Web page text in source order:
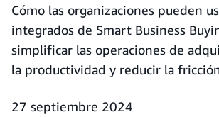
Cómo las organizaciones pueden
integrados de Smart Business
simplificar las operaciones de
la productividad y reducir la
27 septiembre 2024